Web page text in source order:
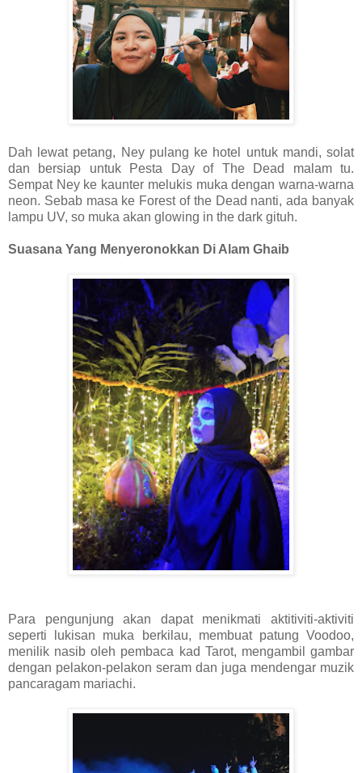
Dah lewat petang, Ney pulang ke hotel untuk mandi, solat
dan bersiap untuk Pesta Day of The Dead malam tu.
Sempat Ney ke kaunter melukis muka dengan warna-warna
neon. Sebab masa ke Forest of the Dead nanti, ada banyak
lampu UV, so muka akan glowing in the dark gituh.
Suasana Yang Menyeronokkan Di Alam Ghaib
Para pengunjung akan dapat menikmati aktitiviti-aktiviti
seperti lukisan muka berkilau, membuat patung Voodoo,
menilik nasib oleh pembaca kad Tarot, mengambil gambar
dengan pelakon-pelakon seram dan juga mendengar muzik
pancaragam mariachi.